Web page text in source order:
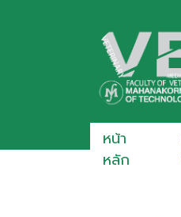
หน้า
หลัก